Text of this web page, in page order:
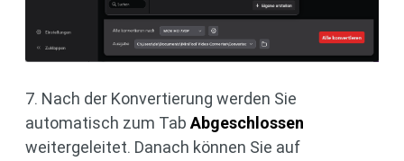
7. Nach der Konvertierung werden Sie
automatisch zum TabAbgeschlossen
weitergeleitet. Danach können Sie auf